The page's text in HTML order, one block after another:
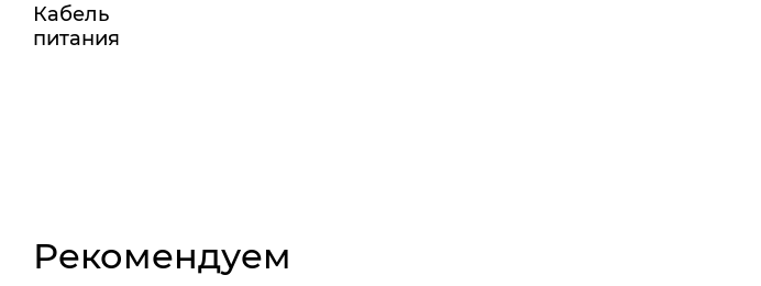
Кабель
питания
Рекомендуем